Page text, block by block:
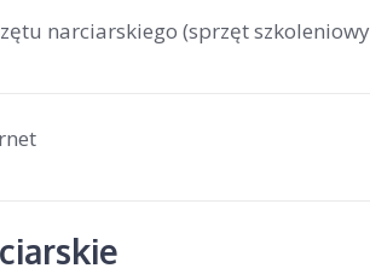
narciarskiego (sprzęt